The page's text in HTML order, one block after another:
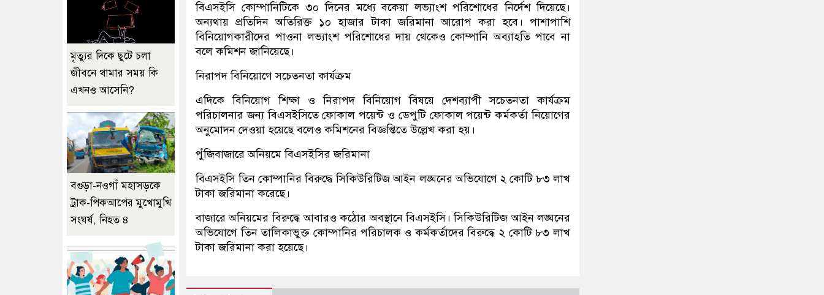
বিএসইসি কোম্পানিটিকে ৩০ দিনের মধ্যে বকেয়া লভ্যাংশ পরিশোধের নির্দেশ দিয়েছে।
অন্যথায় প্রতিদিন অতিরিক্ত ১০ হাজার টাকা জরিমানা আরোপ করা হবে। পাশাপাশি
বিনিয়োগকারীদের পাওনা লভ্যাংশ পরিশোধের দায় থেকেও কোম্পানি অব্যাহতি পাবে না
বলে কমিশন জানিয়েছে।
নিরাপদ বিনিয়োগে সচেতনতা কার্যক্রম
এদিকে বিনিয়োগ শিক্ষা ও নিরাপদ বিনিয়োগ বিষয়ে দেশব্যাপী সচেতনতা কার্যক্রম
পরিচালনার জন্য বিএসইসিতে ফোকাল পয়েন্ট ও ডেপুটি ফোকাল পয়েন্ট কর্মকর্তা নিয়োগের
অনুমোদন দেওয়া হয়েছে বলেও কমিশনের বিজ্ঞপ্তিতে উল্লেখ করা হয়।
পুঁজিবাজারে অনিয়মে বিএসইসির জরিমানা
বিএসইসি তিন কোম্পানির বিরুদ্ধে সিকিউরিটিজ আইন লঙ্ঘনের অভিযোগে ২ কোটি ৮৩ লাখ
টাকা জরিমানা করেছে।
বাজারে অনিয়মের বিরুদ্ধে আবারও কঠোর অবস্থানে বিএসইসি। সিকিউরিটিজ আইন লঙ্ঘনের
অভিযোগে তিন তালিকাভুক্ত কোম্পানির পরিচালক ও কর্মকর্তাদের বিরুদ্ধে ২ কোটি ৮৩ লাখ
টাকা জরিমানা করা হয়েছে।
মৃত্যুর দিকে ছুটে চলা
জীবনে থামার সময় কি
এখনও আসেনি?
বগুড়া-নওগাঁ মহাসড়কে
ট্রাক-পিকআপের মুখোমুখি
সংঘর্ষ, নিহত ৪